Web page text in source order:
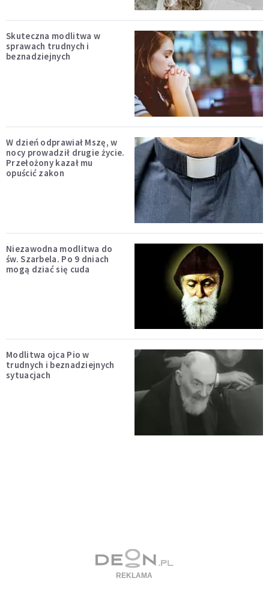
Skuteczna modlitwa w
sprawach trudnych i
beznadziejnych
W dzień odprawiał Mszę, w
nocy prowadził drugie życie.
Przełożony kazał mu
opuścić zakon
Niezawodna modlitwa do
św. Szarbela. Po 9 dniach
mogą dziać się cuda
Modlitwa ojca Pio w
trudnych i beznadziejnych
sytuacjach